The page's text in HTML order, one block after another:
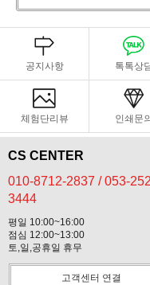
공지사항 톡톡상
체험단리뷰 인쇄문
CS CENTER
010-8712-2837 / 053-
3444
평일 10:00~16:00
점심 12:00~13:00
토,일,공휴일 휴무
고객센터 연결